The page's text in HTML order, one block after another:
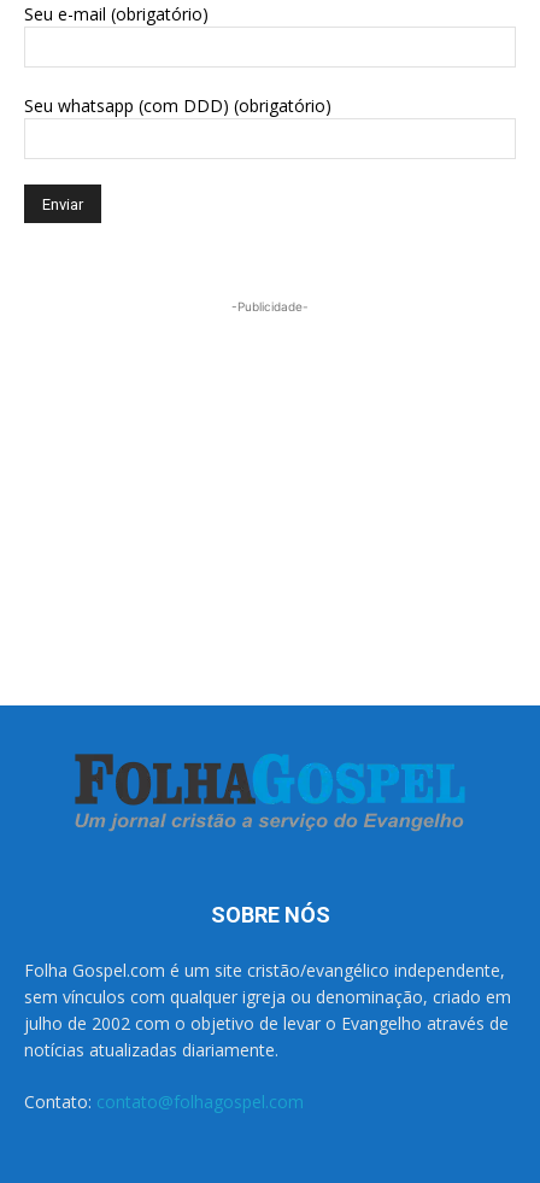
Seu e-mail (obrigatório)
Seu whatsapp (com DDD) (obrigatório)
-Publicidade-
SOBRE NÓS
Folha Gospel.com é um site cristão/evangélico independente,
sem vínculos com qualquer igreja ou denominação, criado em
julho de 2002 com o objetivo de levar o Evangelho através de
notícias atualizadas diariamente.
Contato: contato@folhagospel.com